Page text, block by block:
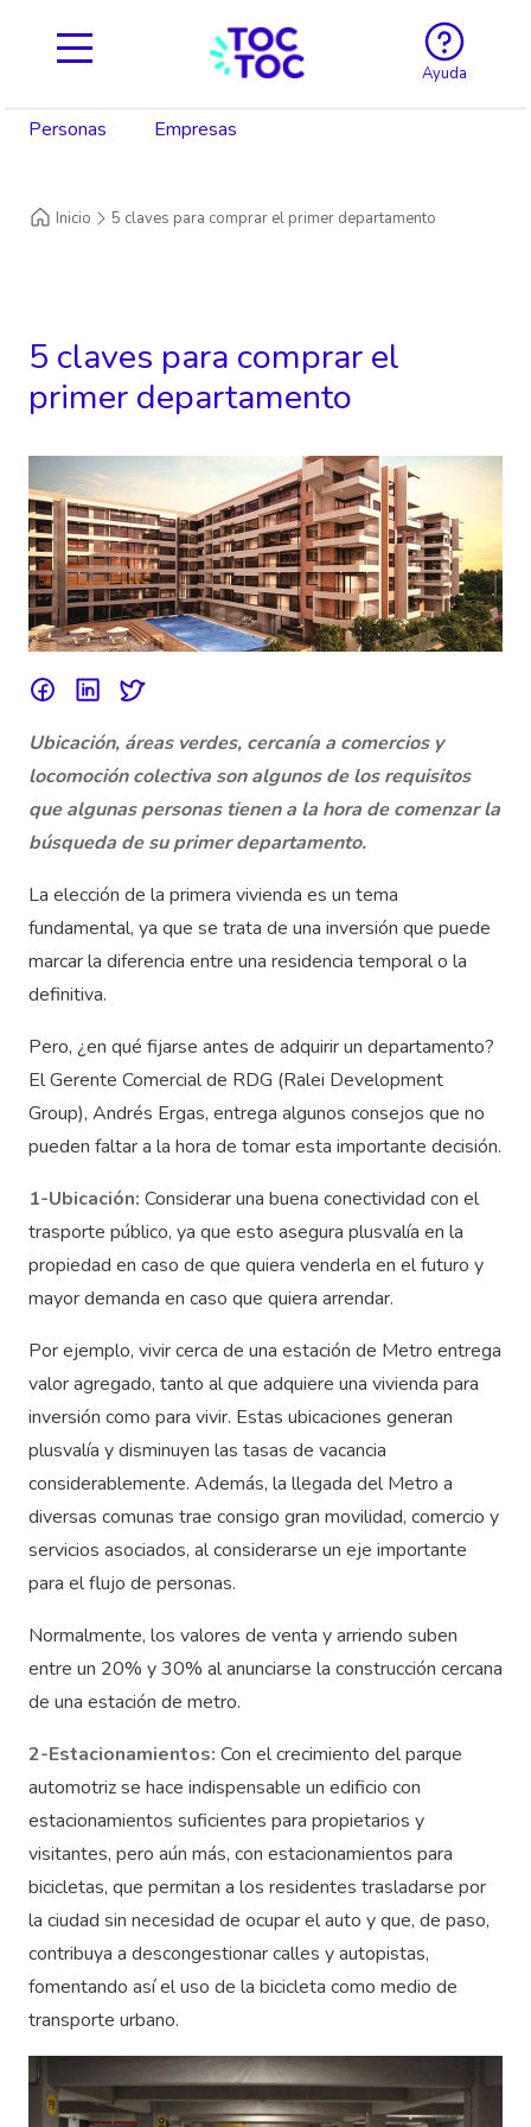
Ayuda
Personas Empresas
Inicio 5 claves para comprar el primer departamento
5 claves para comprar el
primer departamento
Ubicación, áreas verdes, cercanía a comercios y
locomoción colectiva son algunos de los requisitos
que algunas personas tienen a la hora de comenzar la
búsqueda de su primer departamento.
La elección de la primera vivienda es un tema
fundamental, ya que se trata de una inversión que puede
marcar la diferencia entre una residencia temporal o la
definitiva.
Pero, ¿en qué fijarse antes de adquirir un departamento?
El Gerente Comercial de RDG (Ralei Development
Group), Andrés Ergas, entrega algunos consejos que no
pueden faltar a la hora de tomar esta importante decisión.
1-Ubicación: Considerar una buena conectividad con el
trasporte público, ya que esto asegura plusvalía en la
propiedad en caso de que quiera venderla en el futuro y
mayor demanda en caso que quiera arrendar.
Por ejemplo, vivir cerca de una estación de Metro entrega
valor agregado, tanto al que adquiere una vivienda para
inversión como para vivir. Estas ubicaciones generan
plusvalía y disminuyen las tasas de vacancia
considerablemente. Además, la llegada del Metro a
diversas comunas trae consigo gran movilidad, comercio y
servicios asociados, al considerarse un eje importante
para el flujo de personas.
Normalmente, los valores de venta y arriendo suben
entre un 20% y 30% al anunciarse la construcción cercana
de una estación de metro.
2-Estacionamientos: Con el crecimiento del parque
automotriz se hace indispensable un edificio con
estacionamientos suficientes para propietarios y
visitantes, pero aún más, con estacionamientos para
bicicletas, que permitan a los residentes trasladarse por
la ciudad sin necesidad de ocupar el auto y que, de paso,
contribuya a descongestionar calles y autopistas,
fomentando así el uso de la bicicleta como medio de
transporte urbano.